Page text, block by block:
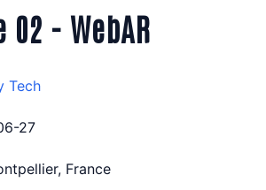
02 - WebAR
Tech
27
France